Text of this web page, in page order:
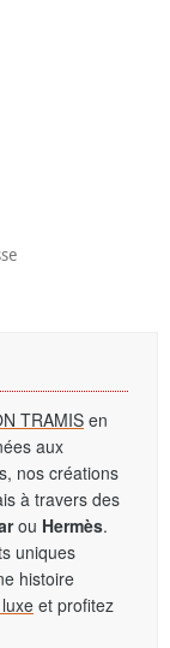
TRAMIS en
aux
nos créations
à travers des
ou Hermès.
uniques
histoire
et profitez